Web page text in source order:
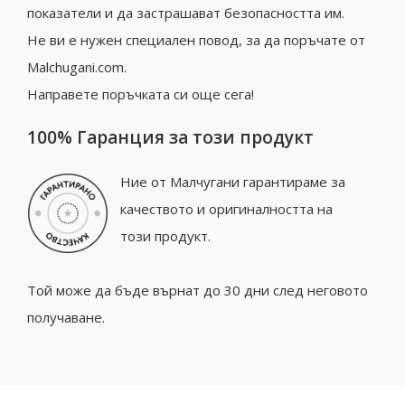
показатели и да застрашават безопасността им.
Не ви е нужен специален повод, за да поръчате от
Malchugani.com.
Направете поръчката си още сега!
100% Гаранция за този продукт
Ние от Малчугани гарантираме за
качеството и оригиналността на
този продукт.
Той може да бъде върнат до 30 дни след неговото
получаване.